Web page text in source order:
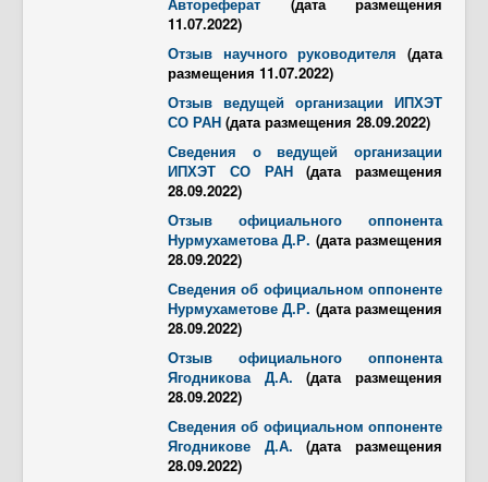
11.07.2022)
Отзыв научного руководителя (дата
размещения 11.07.2022)
Отзыв ведущей организации ИПХЭТ
СО РАН (дата размещения 28.09.2022)
Сведения о ведущей организации
ИПХЭТ СО РАН(дата размещения
28.09.2022)
Отзыв официального оппонента
Нурмухаметова Д.Р. (дата размещения
28.09.2022)
Сведения об официальном оппоненте
Нурмухаметове Д.Р. (дата размещения
28.09.2022)
Отзыв официального оппонента
Ягодникова Д.А. (дата размещения
28.09.2022)
Сведения об официальном оппоненте
Ягодникове Д.А. (дата размещения
28.09.2022)